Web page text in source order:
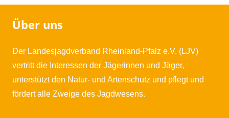
Über uns
Der Landesjagdverband Rheinland-Pfalz e.V. (LJV)
vertritt die Interessen der Jägerinnen und Jäger,
unterstützt den Natur- und Artenschutz und pflegt und
fördert alle Zweige des Jagdwesens.